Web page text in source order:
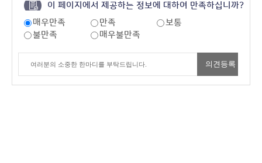
이 페이지에서 제공하는 정보에 대하여 만족하십니까?
매우만족
만족
보통
불만족
매우불만족